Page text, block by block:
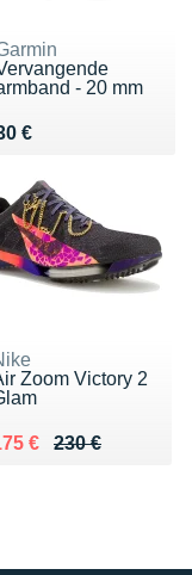
- 20 mm
€ 30 €
Zoom Victory 2
230 €
lieu de 230 €
€ 175 €